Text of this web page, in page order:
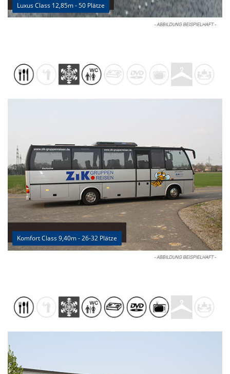
Luxus Class 12,85m - 50 Plätze
Komfort Class 9,40m - 26-32 Plätze